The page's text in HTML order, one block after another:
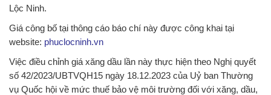
Lộc Ninh.
Giá công bố tại thông cáo báo chí này được công khai tại
website: phuclocninh.vn
Việc điều chỉnh giá xăng dầu lần này thực hiện theo Nghị quyết
số 42/2023/UBTVQH15 ngày 18.12.2023 của Uỷ ban Thường
vụ Quốc hội về mức thuế bảo vệ môi trường đối với xăng, dầu,